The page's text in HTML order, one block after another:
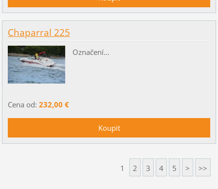
Chaparral 225
Označení...
Cena od: 232,00 €
1 2 3 4 5 > >>